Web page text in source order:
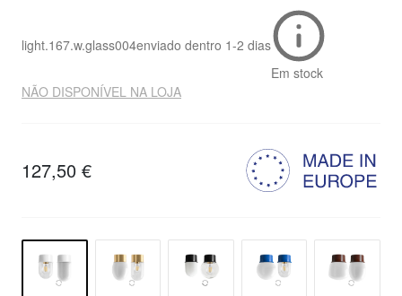
light.167.w.glass004enviado dentro 1-2 dias
Em stock
NÃO DISPONÍVEL NA LOJA
127,50 €